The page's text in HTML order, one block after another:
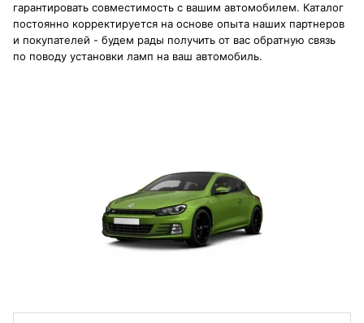
гарантировать совместимость с вашим автомобилем. Каталог
постоянно корректируется на основе опыта наших партнеров
и покупателей - будем рады получить от вас обратную связь
по поводу установки ламп на ваш автомобиль.